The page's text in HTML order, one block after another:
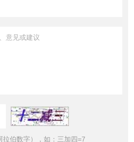
伯数字），如：三加四=7